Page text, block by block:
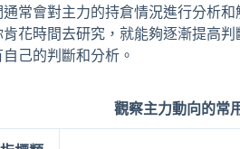
常會對主力的持倉情況進行分析
花時間去研究，就能夠逐漸提高
己的判斷和分析。
觀察主力動向的常